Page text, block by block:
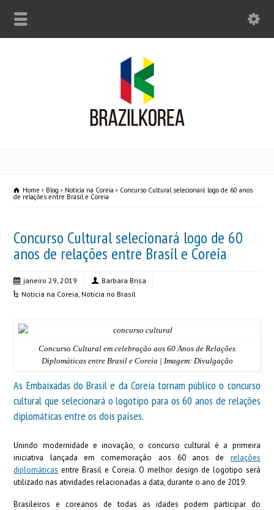
Home Blog Noticia na Coreia Concurso Cultural selecionará logo de 60 anos
de relações entre Brasil e Coreia
Concurso Cultural selecionará logo de 60
anos de relações entre Brasil e Coreia
janeiro 29, 2019
Barbara Brisa
Noticia na Coreia, Noticia no Brasil
Concurso Cultural em celebração aos 60 Anos de Relações
Diplomáticas entre Brasil e Coreia | Imagem: Divulgação
As Embaixadas do Brasil e da Coreia tornam público o concurso
cultural que selecionará o logotipo para os 60 anos de relações
diplomáticas entre os dois países.
Unindo modernidade e inovação, o concurso cultural é a primeira
iniciativa lançada em comemoração aos 60 anos de relações
diplomáticas entre Brasil e Coreia. O melhor design de logotipo será
utilizado nas atividades relacionadas a data, durante o ano de 2019.
Brasileiros e coreanos de todas as idades podem participar do